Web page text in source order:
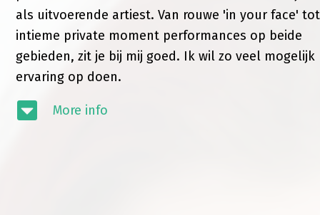
als uitvoerende artiest. Van rouwe 'in your face' tot
intieme private moment performances op beide
gebieden, zit je bij mij goed. Ik wil zo veel mogelijk
ervaring op doen.
More info